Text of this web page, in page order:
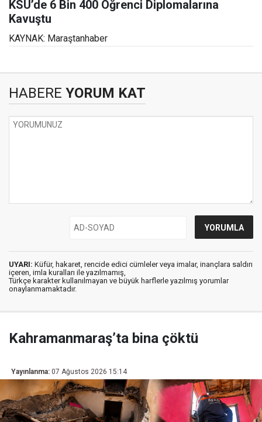
KSÜ’de 6 Bin 400 Öğrenci Diplomalarına
Kavuştu
KAYNAK: Maraştanhaber
HABERE YORUM KAT
UYARI: Küfür, hakaret, rencide edici cümleler veya imalar, inançlara saldırı
içeren, imla kuralları ile yazılmamış,
Türkçe karakter kullanılmayan ve büyük harflerle yazılmış yorumlar
onaylanmamaktadır.
Kahramanmaraş’ta bina çöktü
Yayınlanma: 07 Ağustos 2026 15:14